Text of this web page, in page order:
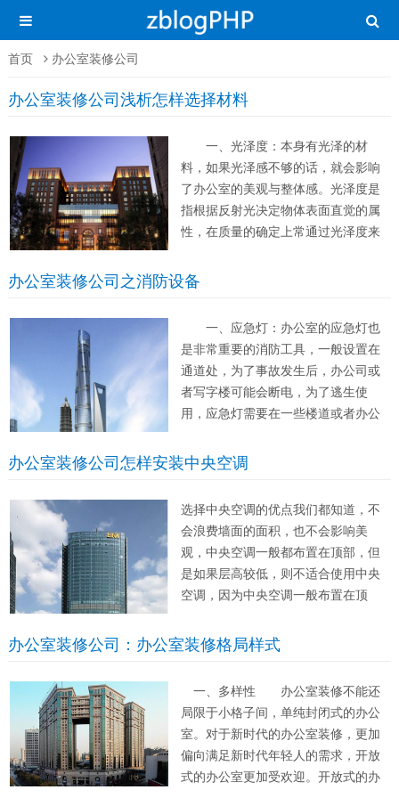
首页 办公室装修公司
办公室装修公司浅析怎样选择材料
一、光泽度：本身有光泽的材
料，如果光泽感不够的话，就会影响
了办公室的美观与整体感。光泽度是
指根据反射光决定物体表面直觉的属
性，在质量的确定上常通过光泽度来
要是明度和色彩度。 二、色彩
感：色彩的纯度是某些材料质量是否
最后装修出来的效...
办公室装修公司之消防设备
一、应急灯：办公室的应急灯也
是非常重要的消防工具，一般设置在
通道处，为了事故发生后，办公司或
者写字楼可能会断电，为了逃生使
用，应急灯需要在一些楼道或者办公
暗的环境中逃生，并且这也是每个办
公室装修都必须具备的，应急灯虽然
范。 二、指...
办公室装修公司怎样安装中央空调
选择中央空调的优点我们都知道，不
会浪费墙面的面积，也不会影响美
观，中央空调一般都布置在顶部，但
是如果层高较低，则不适合使用中央
空调，因为中央空调一般布置在顶
则会让层高更低，影响内部空间。
中央空调虽然方便，且可以控制每
舒适的温度，但是...
办公室装修公司：办公室装修格局样式
一、多样性 办公室装修不能还
局限于小格子间，单纯封闭式的办公
室。对于新时代的办公室装修，更加
偏向满足新时代年轻人的需求，开放
式的办公室更加受欢迎。开放式的办